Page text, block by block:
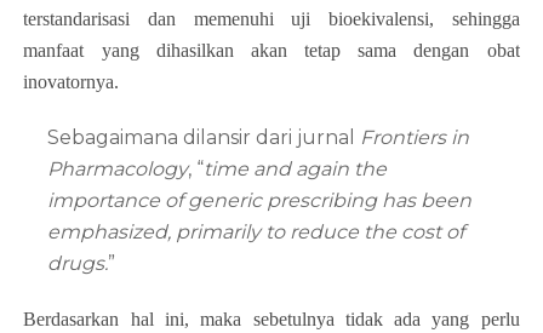
terstandarisasi dan memenuhi uji bioekivalensi, sehingga
manfaat yang dihasilkan akan tetap sama dengan obat
inovatornya.
Sebagaimana dilansir dari jurnal Frontiers in
Pharmacology, “time and again the
importance of generic prescribing has been
emphasized, primarily to reduce the cost of
drugs.”
Berdasarkan hal ini, maka sebetulnya tidak ada yang perlu